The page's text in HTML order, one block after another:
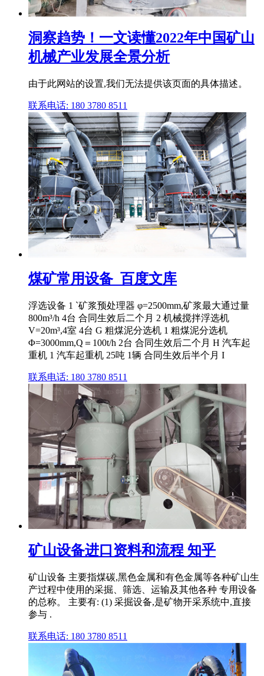
洞察趋势！一文读懂2022年中国矿山
机械产业发展全景分析
由于此网站的设置,我们无法提供该页面的具体描述。
联系电话: 180 3780 8511
煤矿常用设备_百度文库
浮选设备 1 `矿浆预处理器 φ=2500mm,矿浆最大通过量
800m³/h 4台 合同生效后二个月 2 机械搅拌浮选机
V=20m³,4室 4台 G 粗煤泥分选机 1 粗煤泥分选机
Φ=3000mm,Q＝100t/h 2台 合同生效后二个月 H 汽车起
重机 1 汽车起重机 25吨 1辆 合同生效后半个月 I
联系电话: 180 3780 8511
矿山设备进口资料和流程 知乎
矿山设备 主要指煤碳,黑色金属和有色金属等各种矿山生
产过程中使用的采掘、筛选、运输及其他各种 专用设备
的总称。 主要有: (1) 采掘设备,是矿物开采系统中,直接
参与 .
联系电话: 180 3780 8511